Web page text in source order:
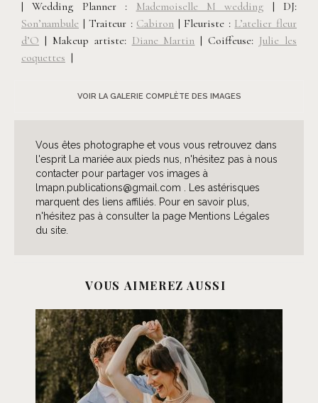
| Wedding Planner : Mademoiselle M wedding | DJ:
Son’nambule | Traiteur : Cabiron | Fleuriste : L’atelier fleur
d’O | Makeup artiste: Diane Martin | Coiffeuse: Julie les
coquettes |
VOIR LA GALERIE COMPLÈTE DES IMAGES
Vous êtes photographe et vous vous retrouvez dans
l'esprit La mariée aux pieds nus, n'hésitez pas à nous
contacter pour partager vos images à
lmapn.publications@gmail.com . Les astérisques
marquent des liens affiliés. Pour en savoir plus,
n'hésitez pas à consulter la page Mentions Légales
du site.
VOUS AIMEREZ AUSSI